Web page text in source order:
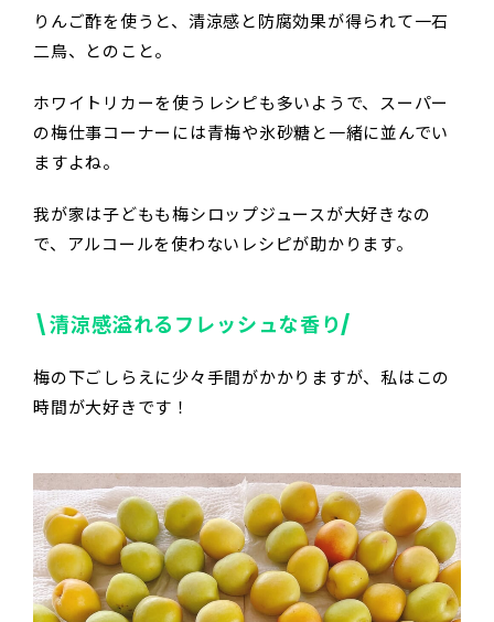
りんご酢を使うと、清涼感と防腐効果が得られて一石
二鳥、とのこと。
ホワイトリカーを使うレシピも多いようで、スーパー
の梅仕事コーナーには青梅や氷砂糖と一緒に並んでい
ますよね。
我が家は子どもも梅シロップジュースが大好きなの
で、アルコールを使わないレシピが助かります。
\清涼感溢れるフレッシュな香り/
梅の下ごしらえに少々手間がかかりますが、私はこの
時間が大好きです！